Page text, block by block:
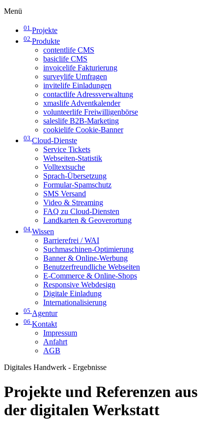
Menü
01 Projekte
02 Produkte
contentlife CMS
basiclife CMS
invoicelife Fakturierung
surveylife Umfragen
invitelife Einladungen
contactlife Adressverwaltung
xmaslife Adventkalender
volunteerlife Freiwilligenbörse
saleslife B2B-Marketing
cookielife Cookie-Banner
03 Cloud-Dienste
Service Tickets
Webseiten-Statistik
Volltextsuche
Sprach-Übersetzung
Formular-Spamschutz
SMS Versand
Video & Streaming
FAQ zu Cloud-Diensten
Landkarten & Geoverortung
04 Wissen
Barrierefrei / WAI
Suchmaschinen-Optimierung
Banner & Online-Werbung
Benutzerfreundliche Webseiten
E-Commerce & Online-Shops
Responsive Webdesign
Digitale Einladung
Internationalisierung
05 Agentur
06 Kontakt
Impressum
Anfahrt
AGB
Digitales Handwerk - Ergebnisse
Projekte und Referenzen aus
der digitalen Werkstatt